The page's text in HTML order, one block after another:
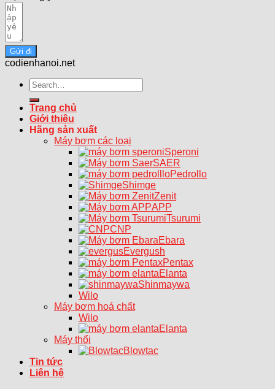
Gửi đi
codienhanoi.net
Search
for:
Trang chủ
Giới thiệu
Hãng sản xuất
Máy bơm các loại
Speroni
SAER
Pedrollo
Shimge
Zenit
APP
Tsurumi
CNP
Ebara
Evergush
Pentax
Elanta
Shinmaywa
Wilo
Máy bơm hoá chất
Wilo
Elanta
Máy thổi
Blowtac
Tin tức
Liên hệ